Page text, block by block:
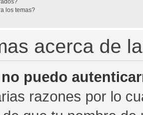
los temas?
acerca de
puedo
razones por lo